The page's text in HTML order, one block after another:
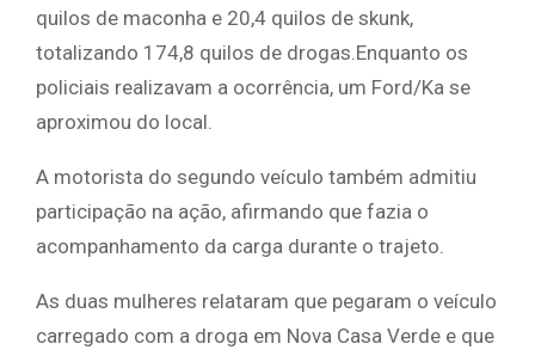
quilos de maconha e 20,4 quilos de skunk,
totalizando 174,8 quilos de drogas.Enquanto os
policiais realizavam a ocorrência, um Ford/Ka se
aproximou do local.
A motorista do segundo veículo também admitiu
participação na ação, afirmando que fazia o
acompanhamento da carga durante o trajeto.
As duas mulheres relataram que pegaram o veículo
carregado com a droga em Nova Casa Verde e que